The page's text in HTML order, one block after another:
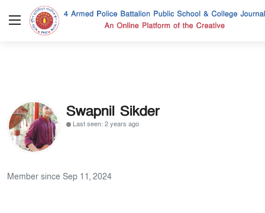
সাহিত্য ও সংস্কৃতি
রাষ্ট্র ও সমাজ
ইতিহাস ও মুক্তিযুদ্ধ
Swapnil Sikder
Last seen: 2 years ago
Member since Sep 11, 2024